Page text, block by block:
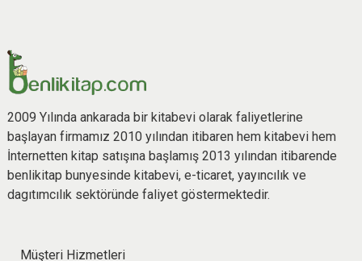
2009 Yılında ankarada bir kitabevi olarak faliyetlerine
başlayan firmamız 2010 yılından itibaren hem kitabevi hem
İnternetten kitap satışına başlamış 2013 yılından itibarende
benlikitap bunyesinde kitabevi, e-ticaret, yayıncılık ve
dagıtımcılık sektöründe faliyet göstermektedir.
Müşteri Hizmetleri